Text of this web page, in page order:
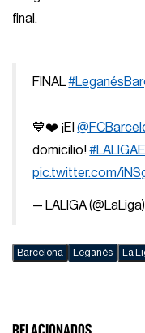
final.
FINAL
💙❤️ ¡El
domicilio!
pic.twitter.com/
— LALIGA
Barcelona Leganés La